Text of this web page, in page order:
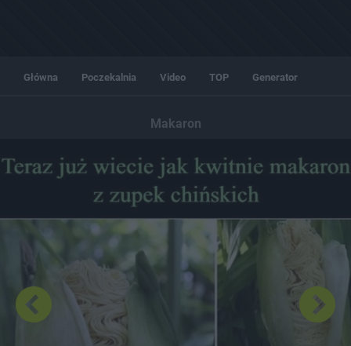
Główna Poczekalnia Video TOP Generator
Makaron